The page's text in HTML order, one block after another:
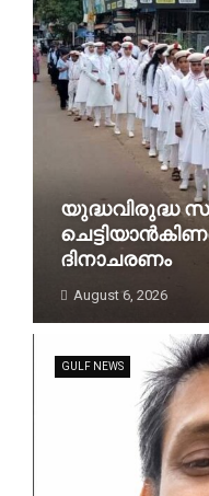
യുദ്ധവിരുദ്ധ
ദിനാചരണം
August 6, 2026
GULF NEWS